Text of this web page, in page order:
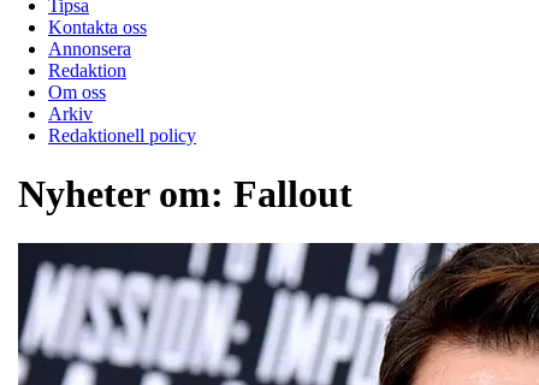
Tipsa
Kontakta oss
Annonsera
Redaktion
Om oss
Arkiv
Redaktionell policy
Nyheter om: Fallout